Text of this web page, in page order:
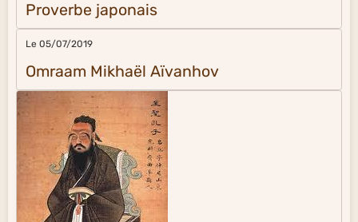
Proverbe japonais
Le 05/07/2019
Omraam Mikhaël Aïvanhov